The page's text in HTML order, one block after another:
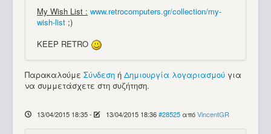
My Wish List : www.retrocomputers.gr/collection/my-
wish-list ;)
KEEP RETRO
Παρακαλούμε Σύνδεση ή Δημιουργία λογαριασμού για
να συμμετάσχετε στη συζήτηση.
13/04/2015 18:35- 13/04/2015 18:36 #28525 απόVincentGR